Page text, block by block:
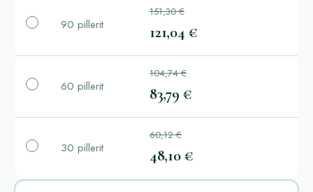
90 pillerit
151,30 €
121,04 €
60 pillerit
104,74 €
83,79 €
30 pillerit
60,12 €
48,10 €